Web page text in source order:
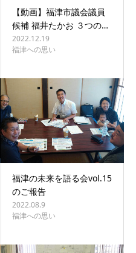
【動画】福津市議会議員
候補 福井たかお ３つの…
2022.12.19
福津への思い
福津の未来を語る会vol.15
のご報告
2022.08.9
福津への思い